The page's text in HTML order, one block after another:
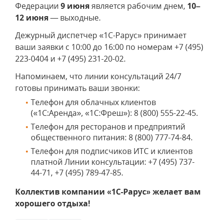
Федерации 9 июняявляется рабочим днем, 10–
12 июня— выходные.
Дежурный диспетчер «1С-Рарус» принимает
ваши заявки с 10:00 до 16:00 по номерам +7 (495)
223-0404 и +7 (495) 231-20-02.
Напоминаем, что линии консультаций 24/7
готовы принимать ваши звонки:
Телефон для облачных клиентов
(«1С:Аренда», «1С:Фреш»): 8 (800) 555-22-45.
Телефон для ресторанов и предприятий
общественного питания: 8 (800) 777-74-84.
Телефон для подписчиков ИТС и клиентов
платной Линии консультации: +7 (495) 737-
44-71, +7 (495) 789-47-85.
Коллектив компании «1С-Рарус» желает вам
хорошего отдыха!